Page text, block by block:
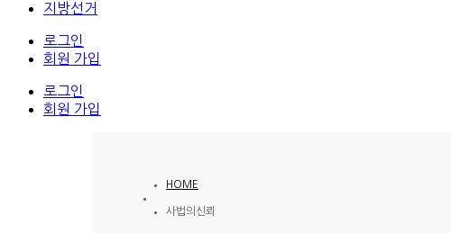
지방선거
로그인
회원 가입
로그인
회원 가입
HOME
사법의신뢰